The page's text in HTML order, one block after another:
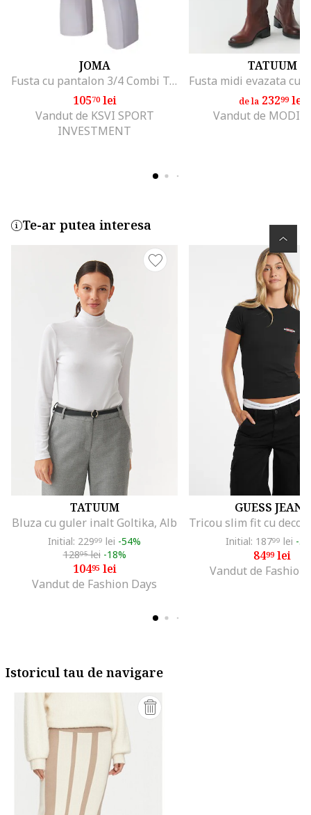
JOMA
Fusta cu pantalon 3/4 Combi Torneo Tenis, Padel
10570lei
Vandut de KSVI SPORT
INVESTMENT
TATUUM
de la 23299lei
Vandut de
Te-ar putea interesa
TATUUM
Bluza cu guler inalt Goltika, Alb
Initial: 22999 lei -54%
12895lei -18%
10495lei
Vandut de Fashion Days
GUESS JEANS
Initial: 18799 lei -
8499lei
Vandut de Fashion
Istoricul tau de navigare